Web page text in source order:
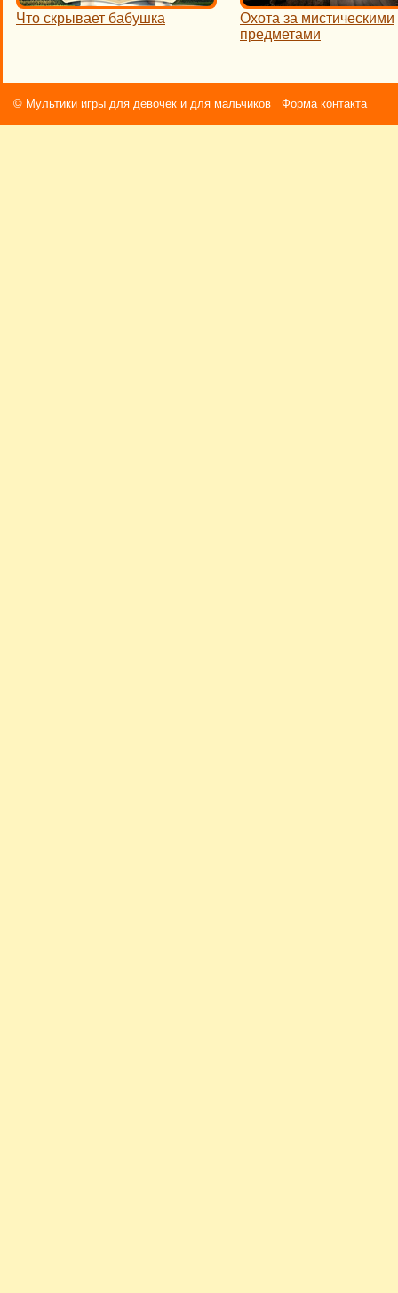
Что скрывает бабушка
Охота за мистическими
предметами
© Мультики игры для девочек и для мальчиков Форма контакта